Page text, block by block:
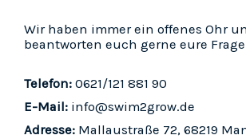
Wir haben immer ein offenes Ohr
beantworten euch gerne eure
Telefon: 0621/121 881 90
E-Mail: info@swim2grow.de
Adresse: Mallaustraße 72, 68219